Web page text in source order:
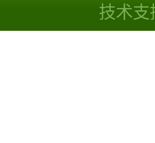
东莞市金世祥塑胶原
技术